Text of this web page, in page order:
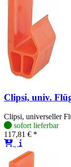
Clipsi, univ.
Clipsi, universeller
sofort lieferbar
117,81 € *